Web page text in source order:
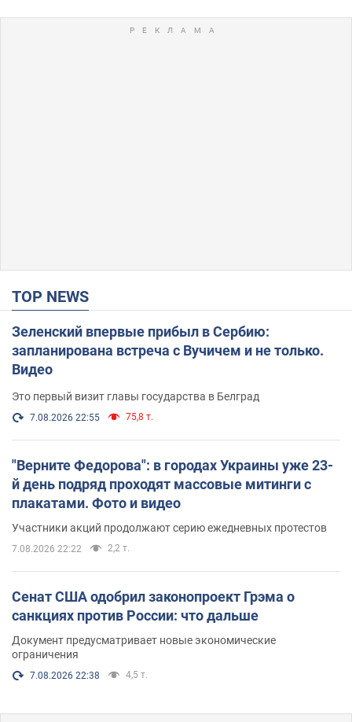
TOP NEWS
Зеленский впервые прибыл в Сербию:
запланирована встреча с Вучичем и не только.
Видео
Это первый визит главы государства в Белград
7.08.2026 22:55 75,8 т.
"Верните Федорова": в городах Украины уже 23-
й день подряд проходят массовые митинги с
плакатами. Фото и видео
Участники акций продолжают серию ежедневных протестов
7.08.2026 22:22 2,2 т.
Сенат США одобрил законопроект Грэма о
санкциях против России: что дальше
Документ предусматривает новые экономические
ограничения
7.08.2026 22:38 4,5 т.